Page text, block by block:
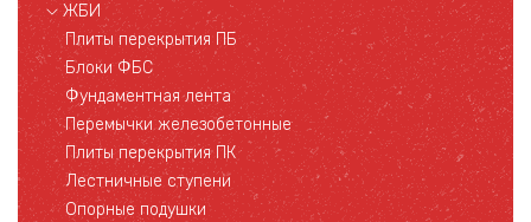
ЖБИ
Плиты перекрытия ПБ
Блоки ФБС
Фундаментная лента
Перемычки железобетонные
Плиты перекрытия ПК
Лестничные ступени
Опорные подушки